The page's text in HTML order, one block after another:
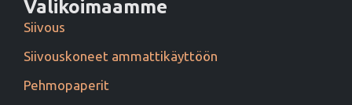
Valikoimaamme
Siivous
Siivouskoneet ammattikäyttöön
Pehmopaperit